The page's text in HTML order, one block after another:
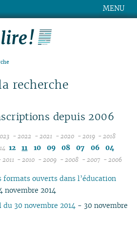
MENU
recherche
depuis 2006
12
09
08
07
- 2022
12
09
08
07
- 2021
12
09
08
07
- 2020
12
11
09
07
- 2019
12
09
07
- 2018
11
07
12 11 10 09 08 07 06
04
2011
11
10
09
- 2010
11
10
09
- 2009 - 2008
11
06
- 2007 - 2006
formats ouverts dans l’éducation
novembre 2014
30 novembre 2014- 30 novembre